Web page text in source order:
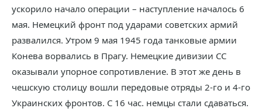
ускорило начало операции – наступление началось 6
мая. Немецкий фронт под ударами советских армий
развалился. Утром 9 мая 1945 года танковые армии
Конева ворвались в Прагу. Немецкие дивизии СС
оказывали упорное сопротивление. В этот же день в
чешскую столицу вошли передовые отряды 2-го и 4-го
Украинских фронтов. С 16 час. немцы стали сдаваться.